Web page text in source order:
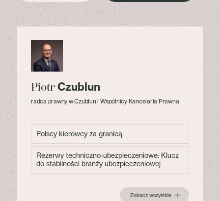
PiotrCzublun
radca prawny w Czublun i Wspólnicy Kancelaria Prawna
Polscy kierowcy za granicą
Rezerwy techniczno-ubezpieczeniowe: Klucz
do stabilności branży ubezpieczeniowej
Zobacz wszystkie